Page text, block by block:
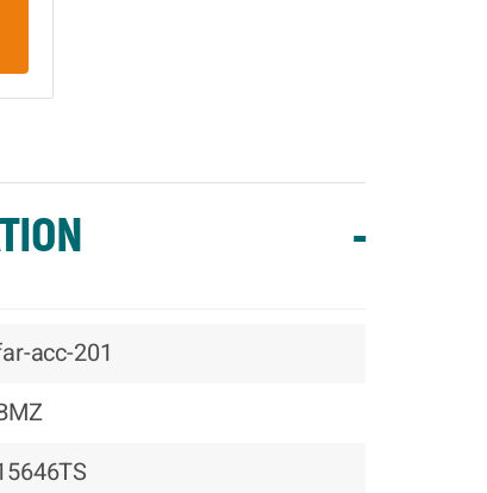
-
acc-201